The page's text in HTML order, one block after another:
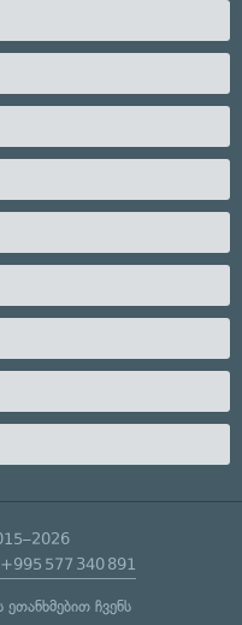
+995 577 340 891
ჩვენს